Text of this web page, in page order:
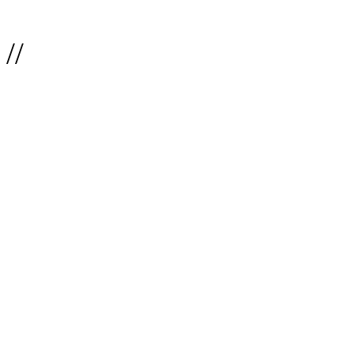
//